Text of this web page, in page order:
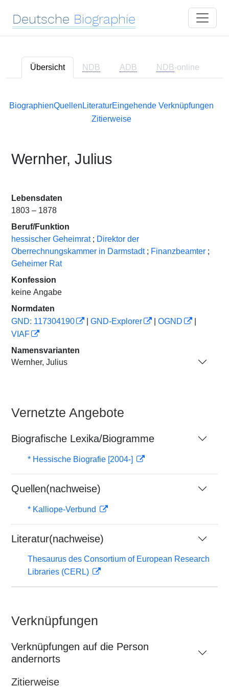
Deutsche Biographie
Übersicht NDB ADB NDB-online
BiographienQuellen LiteraturEingehende Verknüpfungen
Zitierweise
Wernher, Julius
Lebensdaten
1803 – 1878
Beruf/Funktion
hessischer Geheimrat ; Direktor der
Oberrechnungskammer in Darmstadt ; Finanzbeamter ;
Geheimer Rat
Konfession
keine Angabe
Normdaten
GND: 117304190
GND-Explorer OGND
VIAF
Namensvarianten
Wernher, Julius
Vernetzte Angebote
Biografische Lexika/Biogramme
* Hessische Biografie [2004-]
Quellen(nachweise)
* Kalliope-Verbund
Literatur(nachweise)
Thesaurus des Consortium of European Research
Libraries (CERL)
Verknüpfungen
Verknüpfungen auf die Person
andernorts
Zitierweise